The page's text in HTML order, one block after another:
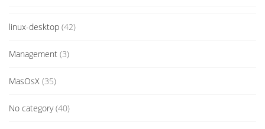
linux-desktop (42)
Management (3)
MasOsX (35)
No category(40)